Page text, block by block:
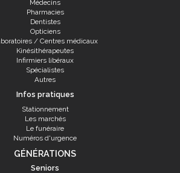
Médecins
Pharmacies
Dentistes
Opticiens
/ Centres médicaux
Kinésithérapeutes
Infirmiers libéraux
Spécialistes
Autres
Infos pratiques
Stationnement
Les marchés
Le funéraire
Numéros d'urgence
GÉNÉRATIONS
Seniors